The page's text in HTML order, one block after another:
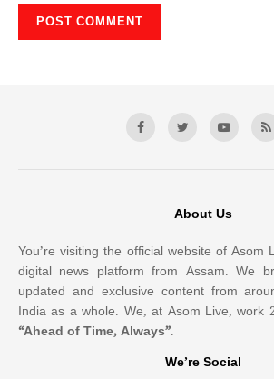
About Us
You’re visiting the official website of Asom
digital news platform from Assam. We
updated and exclusive content from
India as a whole. We, at Asom Live, work
“Ahead of Time, Always”.
We’re Social